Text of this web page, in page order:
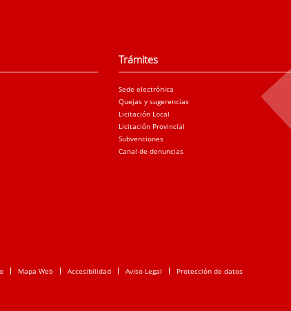
Trámites
Sede electrónica
Quejas y sugerencias
Licitación Local
Licitación Provincial
Subvenciones
Canal de denuncias
Mapa Web Accesibilidad Aviso Legal Protección de datos